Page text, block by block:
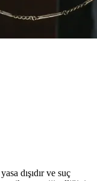
dışıdır ve suç